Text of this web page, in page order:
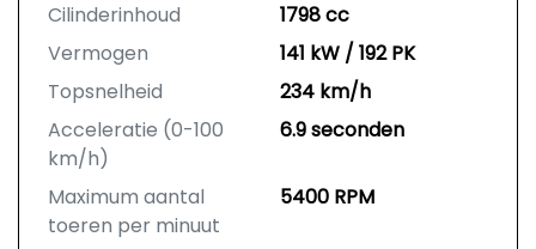
Cilinderinhoud
1798 cc
Vermogen
141 kW / 192 PK
Topsnelheid
234 km/h
Acceleratie (0-100
km/h)
6.9 seconden
Maximum aantal
toeren per minuut
5400 RPM